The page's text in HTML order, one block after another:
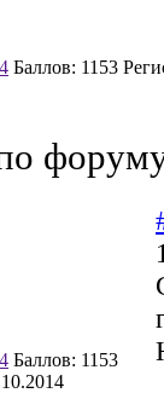
Баллов: 1153
Баллов: 1153